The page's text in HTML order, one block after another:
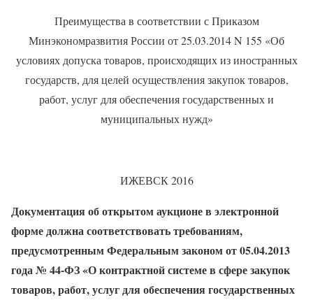
Преимущества в соответствии с Приказом
Минэкономразвития России от 25.03.2014 N 155 «Об
условиях допуска товаров, происходящих из иностранных
государств, для целей осуществления закупок товаров,
работ, услуг для обеспечения государственных и
муниципальных нужд»
ИЖЕВСК 2016
Документация об открытом аукционе в электронной
форме должна соответствовать требованиям,
предусмотренным Федеральным законом от 05.04.2013
года № 44-ФЗ«О контрактной системе в сфере закупок
товаров, работ, услуг для обеспечения государственных